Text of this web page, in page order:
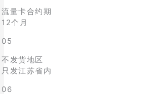
流量卡合约期
12个月
05
不发货地区
只发江苏省内
06